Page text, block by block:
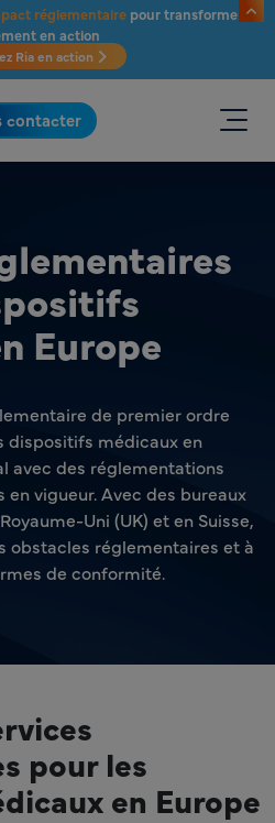
réglementairepour transformer le
en action
Ria en action
contacter
Europe
de premier ordre
dispositifs médicaux en
avec des réglementations
vigueur. Avec des bureaux
Uni (UK) et en Suisse,
obstacles réglementaires et à
de conformité.
pour les
en Europe